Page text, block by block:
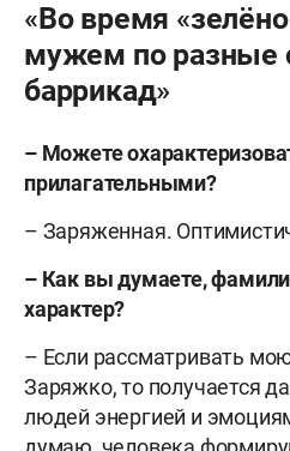
«Во время
мужем по разные
баррикад»
– Можете
прилагательными?
– Заряженная.
– Как вы думаете,
характер?
– Если рассматривать
Заряжко, то получается
людей энергией и